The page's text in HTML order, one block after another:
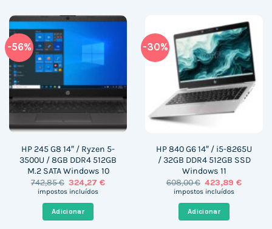
-56%
HP 245 G8 14″ / Ryzen 5-
3500U / 8GB DDR4 512GB
M.2 SATA Windows 10
742,85€ O
preço
742,85 €.
324,27€O
impostos incluídos
Adicionar
-30%
HP 840 G6 14″ / i5-8265U
/ 32GB DDR4 512GB SSD
Windows 11
608,00€ O
preço
608,00 €.
423,89€O
impostos incluídos
Adicionar